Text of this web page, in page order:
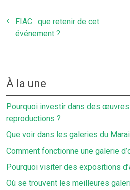
FIAC : que retenir de cet
événement ?
À la une
Pourquoi investir dans des
reproductions ?
Que voir dans les galeries du
Comment fonctionne une galerie
Pourquoi visiter des expositions
Où se trouvent les meilleures